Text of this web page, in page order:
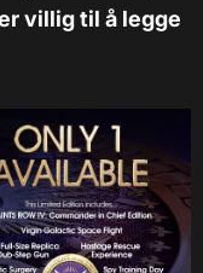
villig til å legge